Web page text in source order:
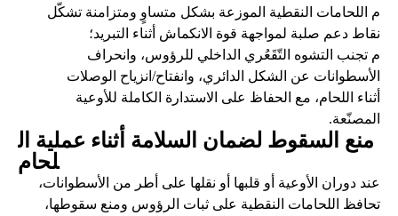
م اللحامات النقطية الموزعة بشكل متساوٍ ومتزامنة تشكّل
نقاط دعم صلبة لمواجهة قوة الانكماش أثناء التبريد؛
م تجنب التشوه التّقَعُري الداخلي للرؤوس، وانحراف
الأسطوانات عن الشكل الدائري، وانفتاح/انزياح الوصلات
أثناء اللحام، مع الحفاظ على الاستدارة الكاملة للأوعية
المصنّعة.
منع السقوط لضمان السلامة أثناء عملية ال
لحام
عند دوران الأوعية أو قلبها أو نقلها على أطر من الأسطوانات،
تحافظ اللحامات النقطية على ثبات الرؤوس ومنع سقوطها،